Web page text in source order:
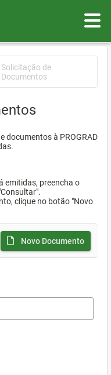
Solicitação de
Documentos
documentos à PROGRAD
emitidas, preencha o
clique no botão "Novo
Novo Documento